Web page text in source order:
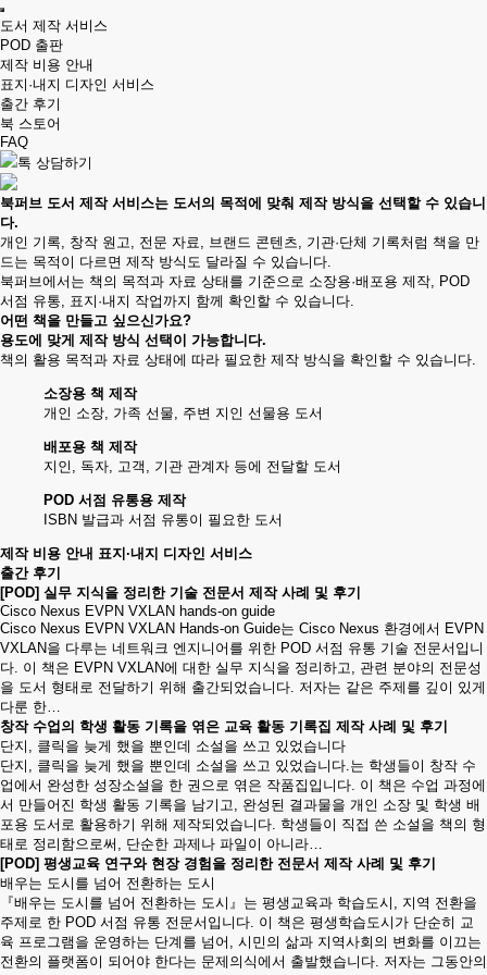
도서 제작 서비스
POD 출판
제작 비용 안내
표지·내지 디자인 서비스
출간 후기
북 스토어
FAQ
톡 상담하기
북퍼브 도서 제작 서비스는 도서의 목적에 맞춰 제작 방식을 선택할 수 있습니
다.
개인 기록, 창작 원고, 전문 자료, 브랜드 콘텐츠, 기관·단체 기록처럼 책을 만
드는 목적이 다르면 제작 방식도 달라질 수 있습니다.
북퍼브에서는 책의 목적과 자료 상태를 기준으로 소장용·배포용 제작, POD
서점 유통, 표지·내지 작업까지 함께 확인할 수 있습니다.
어떤 책을 만들고 싶으신가요?
용도에 맞게 제작 방식 선택이 가능합니다.
책의 활용 목적과 자료 상태에 따라 필요한 제작 방식을 확인할 수 있습니다.
소장용 책 제작
개인 소장, 가족 선물, 주변 지인 선물용 도서
배포용 책 제작
지인, 독자, 고객, 기관 관계자 등에 전달할 도서
POD 서점 유통용 제작
ISBN 발급과 서점 유통이 필요한 도서
제작 비용 안내 표지·내지 디자인 서비스
출간 후기
[POD] 실무 지식을 정리한 기술 전문서 제작 사례 및 후기
Cisco Nexus EVPN VXLAN hands-on guide
Cisco Nexus EVPN VXLAN Hands-on Guide는 Cisco Nexus 환경에서 EVPN
VXLAN을 다루는 네트워크 엔지니어를 위한 POD 서점 유통 기술 전문서입니
다. 이 책은 EVPN VXLAN에 대한 실무 지식을 정리하고, 관련 분야의 전문성
을 도서 형태로 전달하기 위해 출간되었습니다. 저자는 같은 주제를 깊이 있게
다룬 한…
창작 수업의 학생 활동 기록을 엮은 교육 활동 기록집 제작 사례 및 후기
단지, 클릭을 늦게 했을 뿐인데 소설을 쓰고 있었습니다
단지, 클릭을 늦게 했을 뿐인데 소설을 쓰고 있었습니다.는 학생들이 창작 수
업에서 완성한 성장소설을 한 권으로 엮은 작품집입니다. 이 책은 수업 과정에
서 만들어진 학생 활동 기록을 남기고, 완성된 결과물을 개인 소장 및 학생 배
포용 도서로 활용하기 위해 제작되었습니다. 학생들이 직접 쓴 소설을 책의 형
태로 정리함으로써, 단순한 과제나 파일이 아니라…
[POD] 평생교육 연구와 현장 경험을 정리한 전문서 제작 사례 및 후기
배우는 도시를 넘어 전환하는 도시
『배우는 도시를 넘어 전환하는 도시』는 평생교육과 학습도시, 지역 전환을
주제로 한 POD 서점 유통 전문서입니다. 이 책은 평생학습도시가 단순히 교
육 프로그램을 운영하는 단계를 넘어, 시민의 삶과 지역사회의 변화를 이끄는
전환의 플랫폼이 되어야 한다는 문제의식에서 출발했습니다. 저자는 그동안의